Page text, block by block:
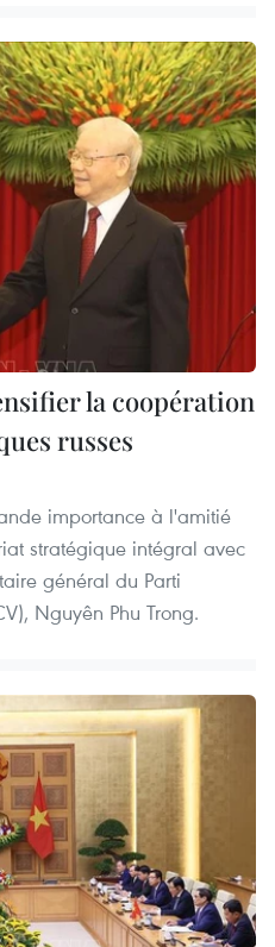
la coopération
russes
importance à l'amitié
stratégique intégral avec
général du Parti
Nguyên Phu Trong.